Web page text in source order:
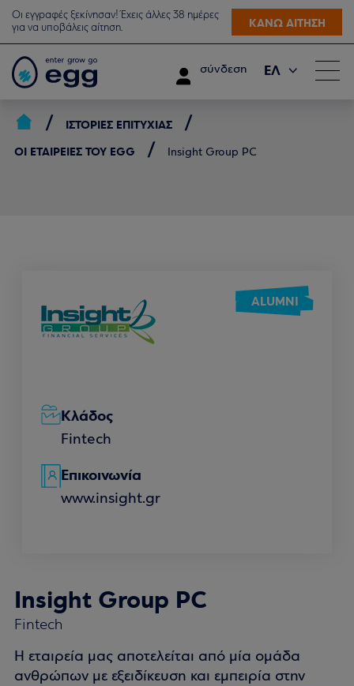
Οι εγγραφές ξεκίνησαν! Έχεις άλλες 38 ημέρες
για να υποβάλεις αίτηση.
ΚΑΝΩ ΑΙΤΗΣΗ
σύνδεση ΕΛ
ΙΣΤΟΡΊΕΣ ΕΠΙΤΥΧΊΑΣ
ΟΙ ΕΤΑΙΡΕΊΕΣ ΤΟΥ EGG
Insight Group PC
ALUMNI
Κλάδος
Fintech
Επικοινωνία
www.insight.gr
Insight Group PC
Fintech
Η εταιρεία μας αποτελείται από μία ομάδα
ανθρώπων με εξειδίκευση και εμπειρία στην